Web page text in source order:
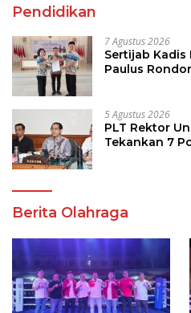
Pendidikan
7 Agustus 2026
Sertijab Kadis
Paulus
5 Agustus 2026
PLT Rektor
Tekankan 7
Berita Olahraga